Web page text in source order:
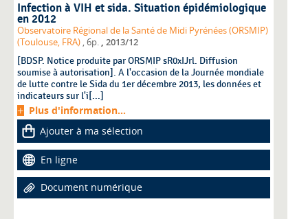
Infection à VIH et sida. Situation épidémiologique
en 2012
Observatoire Régional de la Santé de Midi Pyrénées (ORSMIP)
(Toulouse, FRA) , 6p. , 2013/12
[BDSP. Notice produite par ORSMIP sR0xIJrl. Diffusion
soumise à autorisation]. A l'occasion de la Journée mondiale
de lutte contre le Sida du 1er décembre 2013, les données et
indicateurs sur l'i[...]
Plus d'information...
Ajouter à ma sélection
En ligne
Document numérique